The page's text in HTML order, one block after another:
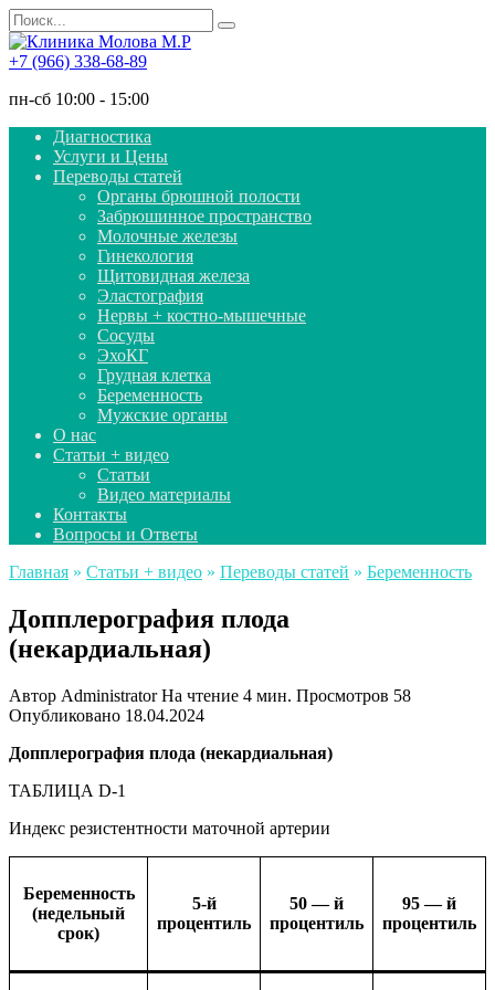
Перейти
к
содержанию
Search
for:
+7 (966) 338-68-89
пн-сб 10:00 - 15:00
Диагностика
Услуги и Цены
Переводы статей
Органы брюшной полости
Забрюшинное пространство
Молочные железы
Гинекология
Щитовидная железа
Эластография
Нервы + костно-мышечные
Сосуды
ЭхоКГ
Грудная клетка
Беременность
Мужские органы
О нас
Статьи + видео
Статьи
Видео материалы
Контакты
Вопросы и Ответы
Главная » Статьи + видео » Переводы статей » Беременность
Допплерография плода
(некардиальная)
Автор Administrator На чтение 4 мин. Просмотров 58
Опубликовано 18.04.2024
Допплерография плода (некардиальная)
ТАБЛИЦА D-1
Индекс резистентности маточной артерии
Беременность
(недельный
срок)
5-й
процентиль
50 — й
процентиль
95 — й
процентиль